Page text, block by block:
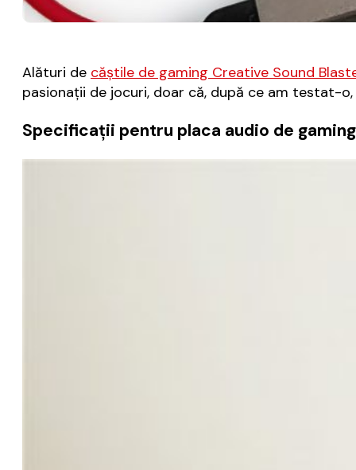
Alături de căștile de gaming Creative Sound
pasionații de jocuri, doar că, după ce am testat-
Specificații pentru placa audio de